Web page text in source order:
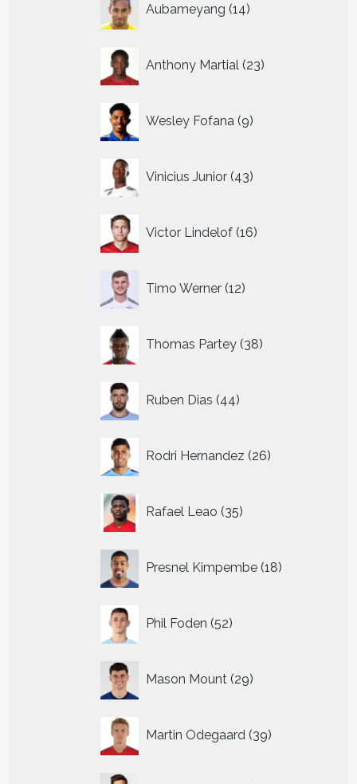
Aubameyang 14
producten
Anthony Martial 23
producten
Wesley Fofana 9
producten
Vinicius Junior 43
producten
Victor Lindelof 16
producten
Timo Werner 12
producten
Thomas Partey 38
producten
Ruben Dias 44
producten
Rodri Hernandez 26
producten
Rafael Leao 35
producten
Presnel Kimpembe 18
producten
Phil Foden 52
producten
Mason Mount 29
producten
Martin Odegaard 39
producten